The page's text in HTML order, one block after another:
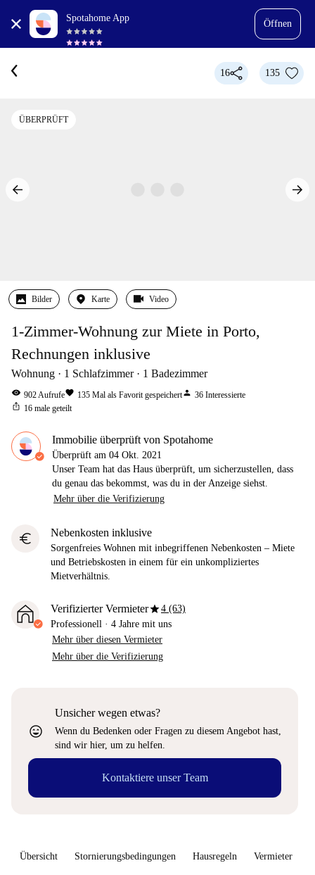
Spotahome App
Öffnen
16 135
ÜBERPRÜFT
Bilder Karte Video
1-Zimmer-Wohnung zur Miete in Porto,
Rechnungen inklusive
Wohnung 1 Schlafzimmer 1 Badezimmer
visibility 902Aufrufefavorite 135 Mal als Favorit gespeichertperson 36 Interessierte
ios_share 16 male geteilt
Immobilie überprüft von Spotahome
Überprüft am 04 Okt. 2021
Unser Team hat das Haus überprüft, um sicherzustellen, dass
du genau das bekommst, was du in der Anzeige siehst.
Mehr über die Verifizierung
euro Nebenkosten inklusive
Sorgenfreies Wohnen mit inbegriffenen Nebenkosten – Miete
und Betriebskosten in einem für ein unkompliziertes
Mietverhältnis.
Verifizierter Vermieterstar4 (63)
Professionell · 4 Jahre mit uns
Mehr über diesen Vermieter
Mehr über die Verifizierung
sentiment_very_satisfied
Unsicher wegen etwas?
Wenn du Bedenken oder Fragen zu diesem Angebot hast,
sind wir hier, um zu helfen.
Kontaktiere unser Team
Übersicht Stornierungsbedingungen Hausregeln Vermieter